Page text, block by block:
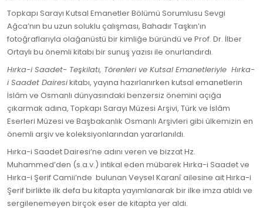
Topkapı Sarayı Kutsal Emanetler Bölümü Sorumlusu Sevgi
Ağca’nın bu uzun soluklu çalışması, Bahadır Taşkın’ın
fotoğraflarıyla olağanüstü bir kimliğe büründü ve Prof. Dr. İlber
Ortaylı bu önemli kitabı bir sunuş yazısı ile onurlandırdı.
Hırka-i Saadet- Teşkilatı, Törenleri ve Kutsal Emanetleriyle Hırka-
i Saadet Dairesikitabı, yayına hazırlanırken kutsal emanetlerin
İslâm ve Osmanlı dünyasındaki benzersiz önemini açığa
çıkarmak adına, Topkapı Sarayı Müzesi Arşivi, Türk ve İslâm
Eserleri Müzesi ve Başbakanlık Osmanlı Arşivleri gibi ülkemizin en
önemli arşiv ve koleksiyonlarından yararlanıldı.
Hırka-i Saadet Dairesi’ne adını veren ve bizzat Hz.
Muhammed’den (s.a.v.) intikal eden mübarek Hırka-i Saadet ve
Hırka-i Şerif Camii’nde bulunan Veysel Karanî ailesine ait Hırka-i
Şerif birlikte ilk defa bu kitapta yayımlanarak bir ilke imza atıldı ve
sergilenemeyen birçok eser de kitapta yer aldı.